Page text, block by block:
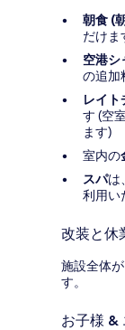
朝食 (
だけま
空港シ
の追加
レイト
す (空
ます)
室内の
スパは
利用い
改装と休
施設全体
す。
お子様 &